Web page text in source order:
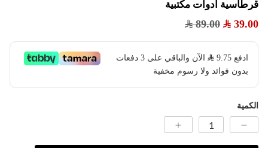
قرطاسية ادوات مكتبية
39.00
89.00
ادفع 9.75
​ الآن والباقي على 3 دفعات
بدون فوائد ولا رسوم مخفية
الكمية